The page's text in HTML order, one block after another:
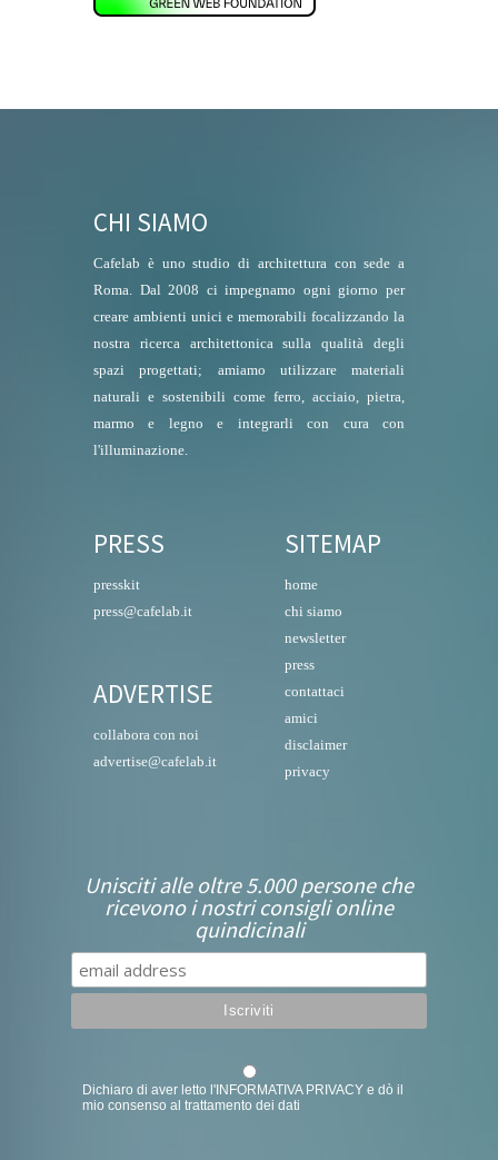
CHI SIAMO
Cafelab è uno studio di architettura con sede a
Roma. Dal 2008 ci impegnamo ogni giorno per
creare ambienti unici e memorabili focalizzando la
nostra ricerca architettonica sulla qualità degli
spazi progettati; amiamo utilizzare materiali
naturali e sostenibili come ferro, acciaio, pietra,
marmo e legno e integrarli con cura con
l'illuminazione.
PRESS
presskit
press@cafelab.it
ADVERTISE
collabora con noi
advertise@cafelab.it
SITEMAP
home
chi siamo
newsletter
press
contattaci
amici
disclaimer
privacy
Unisciti alle oltre 5.000 persone che
ricevono i nostri consigli online
quindicinali
Dichiaro di aver letto l' INFORMATIVA PRIVACY e dò il
mio consenso al trattamento dei dati